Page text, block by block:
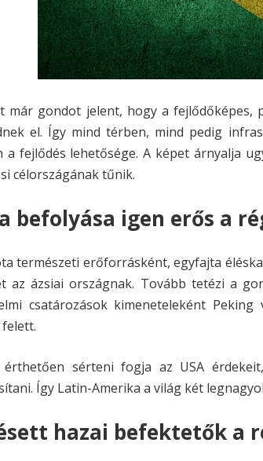
már gondot jelent, hogy a fejlődőképes,
el. Így mind térben, mind pedig
a fejlődés lehetősége. A képet árnyalja
célországának tűnik.
befolyása igen erős a
természeti erőforrásként, egyfajta
az ázsiai országnak. Tovább tetézi a
csatározások kimeneteleként
sérteni fogja az USA
Így Latin-Amerika a világ két
hazai befektetők a